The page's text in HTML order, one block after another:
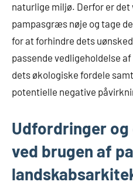
naturlige miljø. Derfor er
pampasgræs nøje og tage
for at forhindre dets
passende vedligeholdelse
dets økologiske fordele
potentielle negative
Udfordringer
ved brugen af